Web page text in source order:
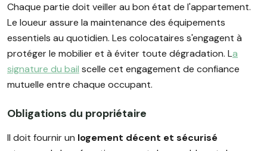
Chaque partie doit veiller au bon état de l'appartement.
Le loueur assure la maintenance des équipements
essentiels au quotidien. Les colocataires s'engagent à
protéger le mobilier et à éviter toute dégradation. La
signature du bail scelle cet engagement de confiance
mutuelle entre chaque occupant.
Obligations du propriétaire
Il doit fournir un logement décent et sécurisé